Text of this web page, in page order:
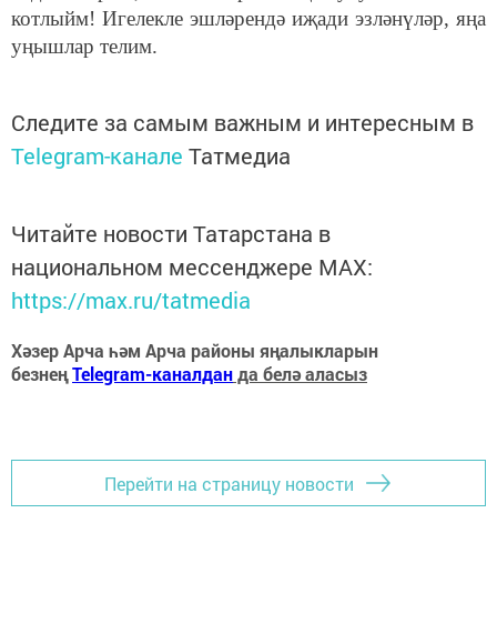
котлыйм! Игелекле эшләрендә иҗади эзләнүләр, яңа
уңышлар телим.
Следите за самым важным и интересным в
Telegram-канале Татмедиа
Читайте новости Татарстана в
национальном мессенджере MАХ:
https://max.ru/tatmedia
Хәзер Арча һәм Арча районы яңалыкларын
безнеңTelegram-каналданда белә аласыз
Перейти на страницу новости